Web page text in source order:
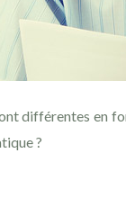
différentes en
?